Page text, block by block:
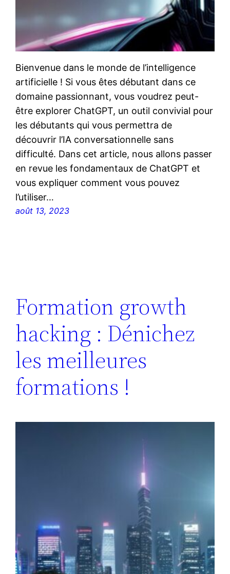
Bienvenue dans le monde de l’intelligence
artificielle ! Si vous êtes débutant dans ce
domaine passionnant, vous voudrez peut-
être explorer ChatGPT, un outil convivial pour
les débutants qui vous permettra de
découvrir l’IA conversationnelle sans
difficulté. Dans cet article, nous allons passer
en revue les fondamentaux de ChatGPT et
vous expliquer comment vous pouvez
l’utiliser…
août 13, 2023
Formation growth
hacking : Dénichez
les meilleures
formations !